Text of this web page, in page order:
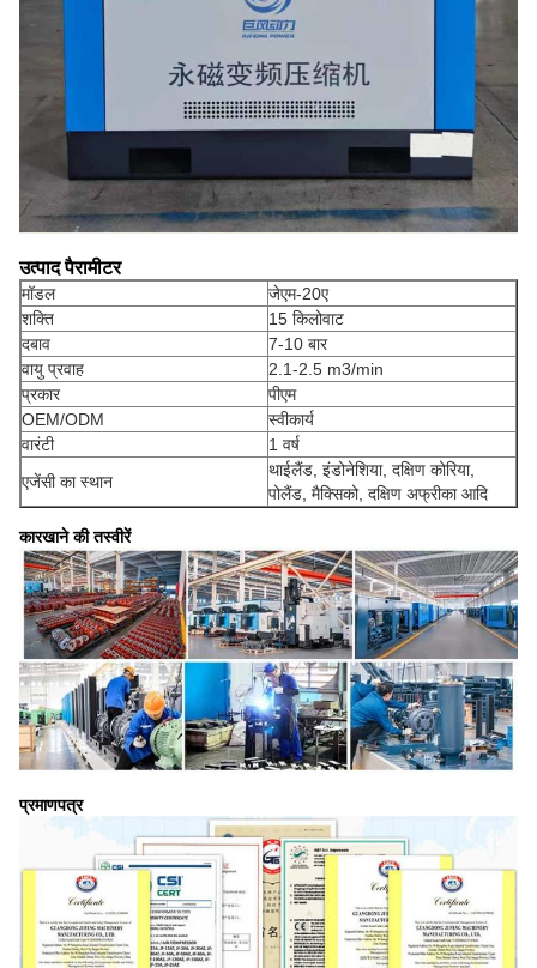
उत्पाद पैरामीटर
मॉडल
जेएम-20ए
शक्ति
15 किलोवाट
दबाव
7-10 बार
वायु प्रवाह
2.1-2.5 m3/min
प्रकार
पीएम
OEM/ODM
स्वीकार्य
वारंटी
1 वर्ष
एजेंसी का स्थान
थाईलैंड, इंडोनेशिया, दक्षिण कोरिया,
पोलैंड, मैक्सिको, दक्षिण अफ्रीका आदि
कारखाने की तस्वीरें
प्रमाणपत्र